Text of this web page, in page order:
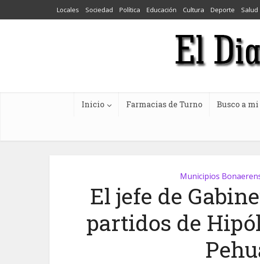
Locales Sociedad Política Educación Cultura Deporte Salud
Inicio Farmacias de Turno Busco a
Municipios
El jefe de
partidos de